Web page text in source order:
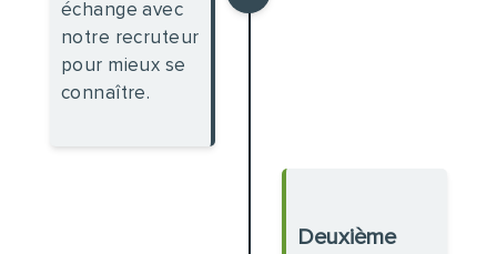
échange avec
notre recruteur
pour mieux se
connaître.
Deuxième